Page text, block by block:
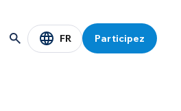
FR Participez